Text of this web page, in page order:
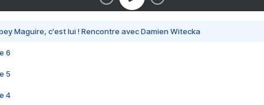
Maguire, c'est lui ! Rencontre avec Damien Witecka
6
5
4